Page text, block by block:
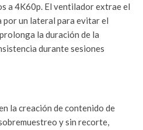
a 4K60p. El ventilador extrae el
por un lateral para evitar el
la duración de la
durante sesiones
la creación de contenido de
y sin recorte,